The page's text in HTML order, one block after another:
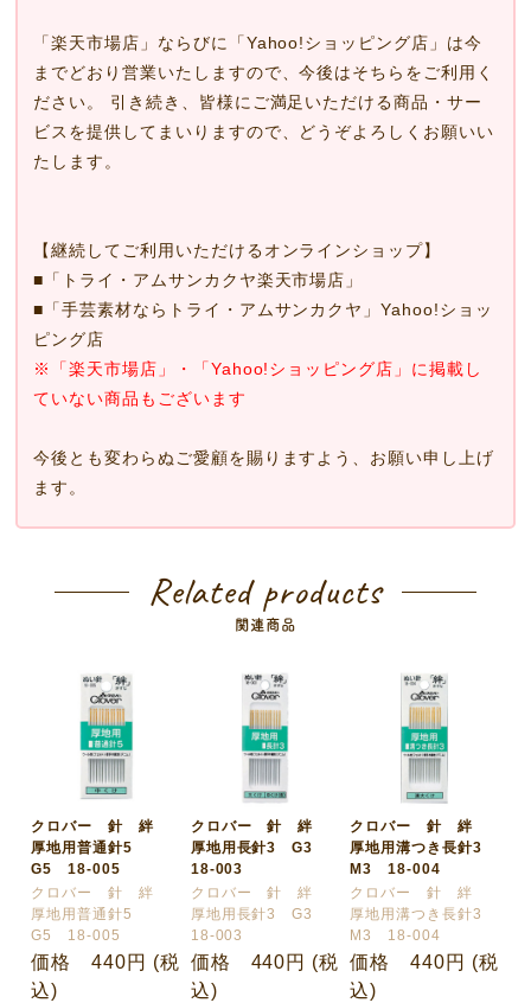
「楽天市場店」ならびに「Yahoo!ショッピング店」は今
までどおり営業いたしますので、今後はそちらをご利用く
ださい。 引き続き、皆様にご満足いただける商品・サー
ビスを提供してまいりますので、どうぞよろしくお願いい
たします。
【継続してご利用いただけるオンラインショップ】
■ 「トライ・アムサンカクヤ楽天市場店」
■ 「手芸素材ならトライ・アムサンカクヤ」Yahoo!ショッ
ピング店
※「楽天市場店」・「Yahoo!ショッピング店」に掲載し
ていない商品もございます
今後とも変わらぬご愛顧を賜りますよう、お願い申し上げ
ます。
Related products
関連商品
クロバー 針 絆
厚地用普通針5
G5 18-005
クロバー 針 絆
厚地用普通針5
G5 18-005
価格 440円 (税
込)
クロバー 針 絆
厚地用長針3 G3
18-003
クロバー 針 絆
厚地用長針3 G3
18-003
価格 440円 (税
込)
クロバー 針 絆
厚地用溝つき長針3
M3 18-004
クロバー 針 絆
厚地用溝つき長針3
M3 18-004
価格 440円 (税
込)